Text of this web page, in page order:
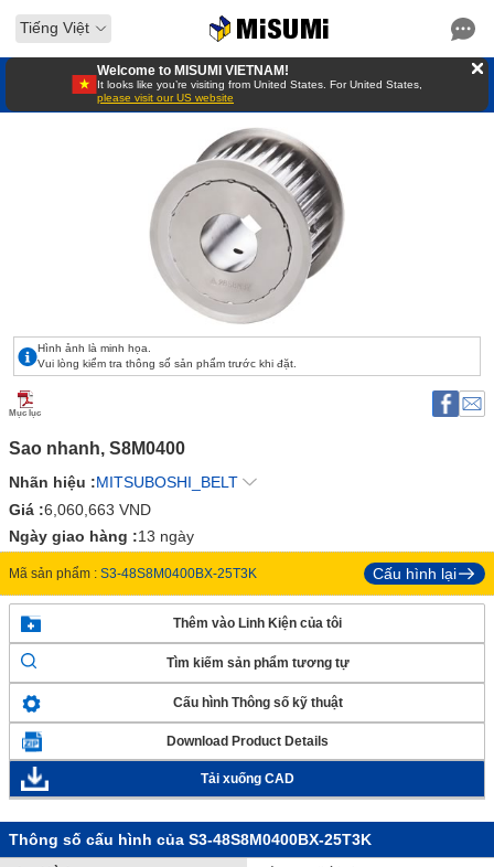
Tiếng Việt
Welcome to MISUMI VIETNAM!
It looks like you’re visiting from United States. For United States,
please visit our US website
Hình ảnh là minh họa.
Vui lòng kiểm tra thông số sản phẩm trước khi đặt.
Mục lục
Sao nhanh, S8M0400
Nhãn hiệu :MITSUBOSHI_BELT
Giá :6,060,663 VND
Ngày giao hàng :13 ngày
Mã sản phẩm : S3-48S8M0400BX-25T3K Cấu hình lại
Thêm vào Linh Kiện của tôi
Tìm kiếm sản phẩm tương tự
Cấu hình Thông số kỹ thuật
Download Product Details
Tải xuống CAD
Thông số cấu hình của S3-48S8M0400BX-25T3K